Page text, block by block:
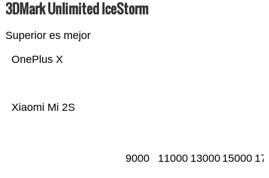
3DMark Unlimited IceStorm
Superior es mejor
Xiaomi Mi 2S
OnePlus X
9000 11000 13000 15000